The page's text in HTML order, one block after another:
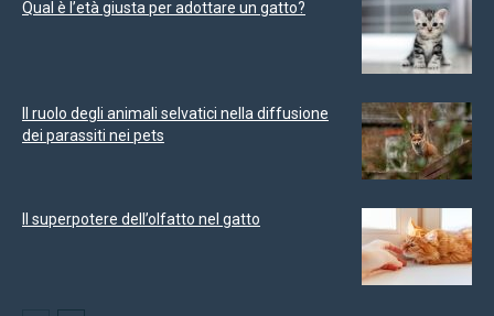
Qual è l’età giusta per adottare un gatto?
Il ruolo degli animali selvatici nella diffusione
dei parassiti nei pets
Il superpotere dell’olfatto nel gatto